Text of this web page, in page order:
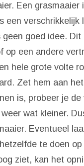
Een
een
geen goed idee.
op een andere
hele grote volte
Zet hem aan
is, probeer je
wat kleiner.
Eventueel
te doen
ziet, kan het